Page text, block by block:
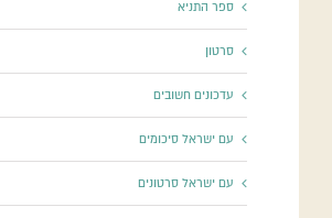
ספר התניא
סרטון
עדכונים חשובים
עם ישראל סיכומים
עם ישראל סרטונים